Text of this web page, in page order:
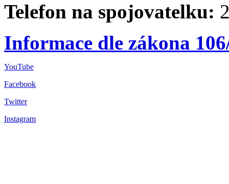
Telefon na spojovatelku:
Informace dle zákona
YouTube
Facebook
Twitter
Instagram